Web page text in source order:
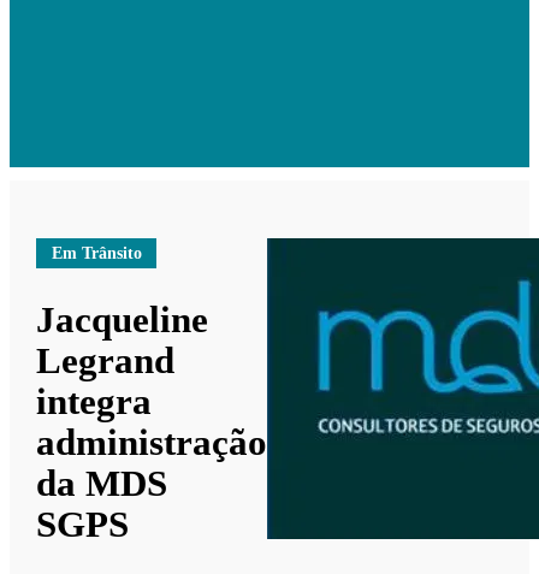
Em Trânsito
Jacqueline
Legrand
integra
administração
da MDS
SGPS